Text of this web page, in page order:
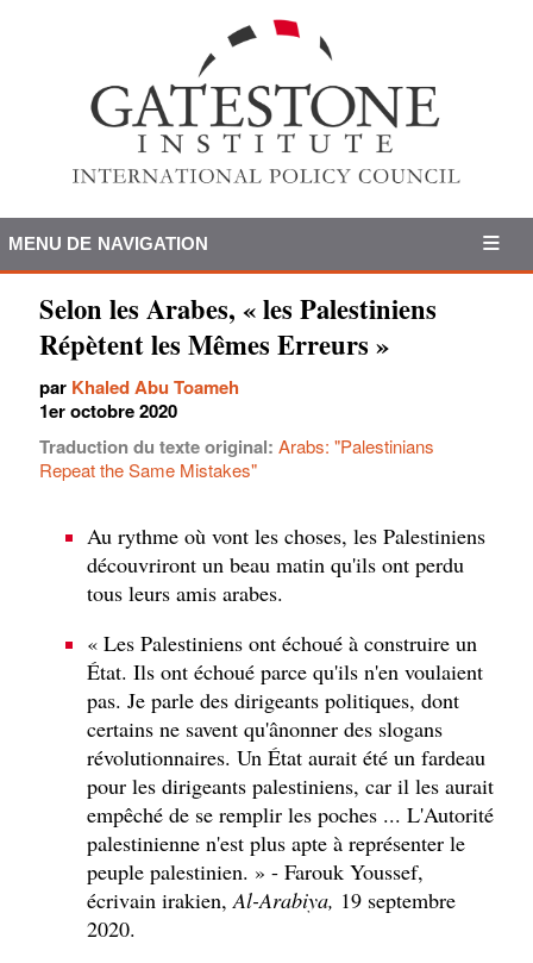
MENU DE NAVIGATION
Selon les Arabes, « les Palestiniens
Répètent les Mêmes Erreurs »
par Khaled Abu Toameh
1er octobre 2020
Traduction du texte original: Arabs: "Palestinians
Repeat the Same Mistakes"
Au rythme où vont les choses, les Palestiniens
découvriront un beau matin qu'ils ont perdu
tous leurs amis arabes.
« Les Palestiniens ont échoué à construire un
État. Ils ont échoué parce qu'ils n'en voulaient
pas. Je parle des dirigeants politiques, dont
certains ne savent qu'ânonner des slogans
révolutionnaires. Un État aurait été un fardeau
pour les dirigeants palestiniens, car il les aurait
empêché de se remplir les poches ... L'Autorité
palestinienne n'est plus apte à représenter le
peuple palestinien. » - Farouk Youssef,
écrivain irakien,Al-Arabiya, 19 septembre
2020.